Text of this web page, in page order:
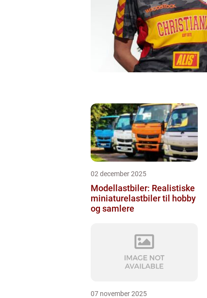
02 december 2025
Modellastbiler: Realistiske
miniaturelastbiler til hobby
og samlere
07 november 2025